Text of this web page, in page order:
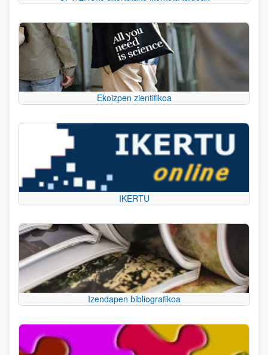
Ekoizpen zientifikoa
IKERTU
Izendapen bibliografikoa